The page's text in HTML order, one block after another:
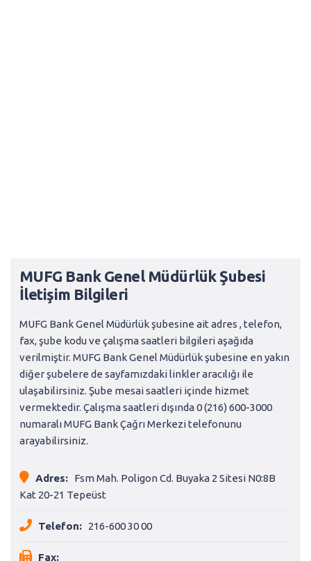
MUFG Bank Genel Müdürlük Şubesi
İletişim Bilgileri
MUFG Bank Genel Müdürlük şubesine ait adres , telefon,
fax, şube kodu ve çalışma saatleri bilgileri aşağıda
verilmiştir. MUFG Bank Genel Müdürlük şubesine en yakın
diğer şubelere de sayfamızdaki linkler aracılığı ile
ulaşabilirsiniz. Şube mesai saatleri içinde hizmet
vermektedir. Çalışma saatleri dışında 0 (216) 600-3000
numaralı MUFG Bank Çağrı Merkezi telefonunu
arayabilirsiniz.
Adres:
Fsm Mah. Poligon Cd. Buyaka 2 Sitesi N0:8B
Kat 20-21 Tepeüst
Telefon: 216-600 30 00
Fax: